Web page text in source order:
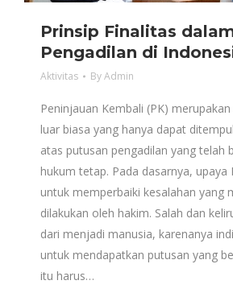
Prinsip Finalitas
Pengadilan di
Aktivitas ByAdmin
Peninjauan Kembali (PK)
luar biasa yang hanya dapat
atas putusan pengadilan yang telah
hukum tetap. Pada dasarnya, upaya
untuk memperbaiki kesalahan yang
dilakukan oleh hakim. Salah dan
dari menjadi manusia, karenanya
untuk mendapatkan putusan yang
itu harus…